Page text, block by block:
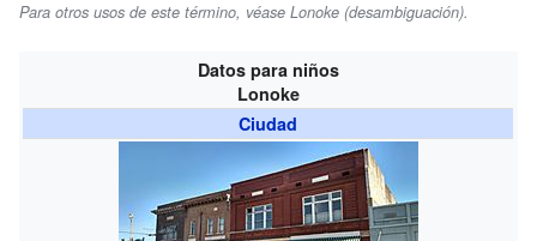
Para otros usos de este término, véase Lonoke (desambiguación).
Datos para niños
Lonoke
Ciudad